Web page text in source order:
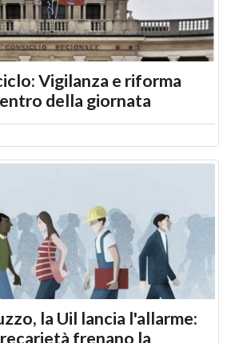
Vigilanza e riforma
della giornata
la Uil lancia l'allarme:
frenano la